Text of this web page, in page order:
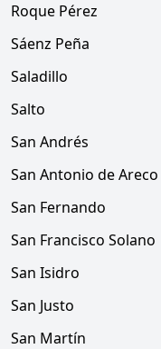
Roque Pérez
Sáenz Peña
Saladillo
Salto
San Andrés
San Antonio de Areco
San Fernando
San Francisco Solano
San Isidro
San Justo
San Martín